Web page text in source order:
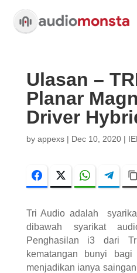
Ulasan –
Planar
Driver
by appexs| Dec 10, 2020|
FacebookTwitter WhatsApp
Tri Audio adalah
dibawah syarikat
Penghasilan i3 dari
kematangan bunyi
menjadikan ianya